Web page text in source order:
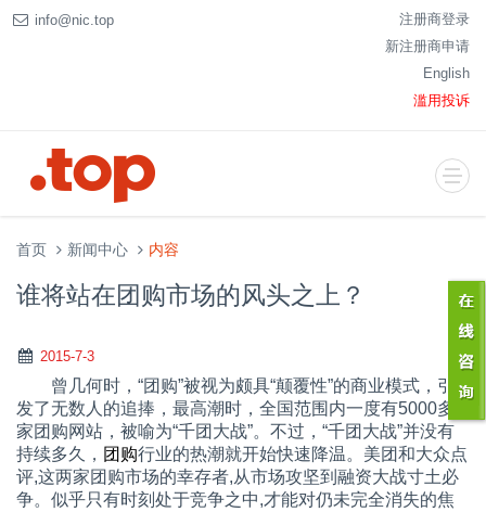
info@nic.top
注册商登录
新注册商申请
English
滥用投诉
首页 新闻中心 内容
谁将站在团购市场的风头之上？
2015-7-3
曾几何时，“团购”被视为颇具“颠覆性”的商业模式，引
发了无数人的追捧，最高潮时，全国范围内一度有5000多
家团购网站，被喻为“千团大战”。不过，“千团大战”并没有
持续多久， 团购行业的热潮就开始快速降温。美团和大众点
评,这两家团购市场的幸存者,从市场攻坚到融资大战寸土必
争。似乎只有时刻处于竞争之中,才能对仍未完全消失的焦